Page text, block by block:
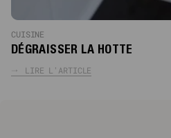
CUISINE
DÉGRAISSER LA HOTTE
LIRE L'ARTICLE